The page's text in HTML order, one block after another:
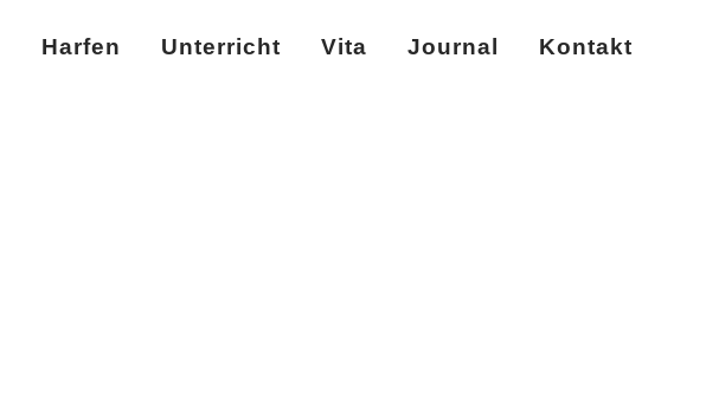
Harfen Unterricht Vita Journal Kontakt